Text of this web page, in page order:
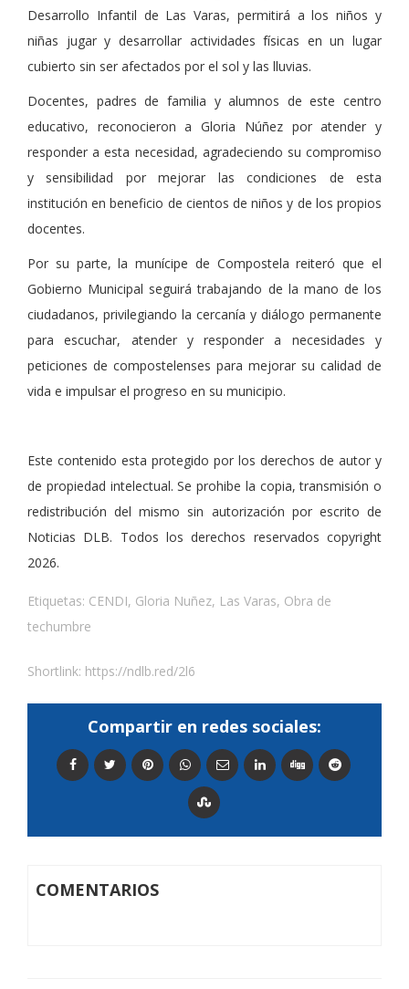
Desarrollo Infantil de Las Varas, permitirá a los niños y
niñas jugar y desarrollar actividades físicas en un lugar
cubierto sin ser afectados por el sol y las lluvias.
Docentes, padres de familia y alumnos de este centro
educativo, reconocieron a Gloria Núñez por atender y
responder a esta necesidad, agradeciendo su compromiso
y sensibilidad por mejorar las condiciones de esta
institución en beneficio de cientos de niños y de los propios
docentes.
Por su parte, la munícipe de Compostela reiteró que el
Gobierno Municipal seguirá trabajando de la mano de los
ciudadanos, privilegiando la cercanía y diálogo permanente
para escuchar, atender y responder a necesidades y
peticiones de compostelenses para mejorar su calidad de
vida e impulsar el progreso en su municipio.
Este contenido esta protegido por los derechos de autor y
de propiedad intelectual. Se prohibe la copia, transmisión o
redistribución del mismo sin autorización por escrito de
Noticias DLB. Todos los derechos reservados copyright
2026.
Etiquetas: CENDI, Gloria Nuñez, Las Varas, Obra de
techumbre
Shortlink: https://ndlb.red/2l6
Compartir en redes sociales:
COMENTARIOS